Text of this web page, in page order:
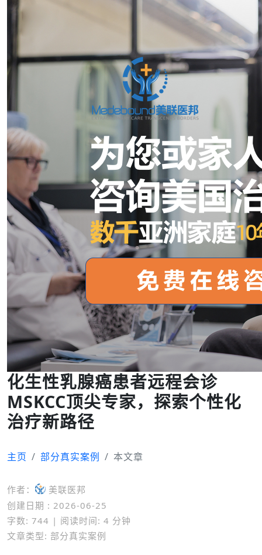
化生性乳腺癌患者远程会诊
MSKCC顶尖专家，探索个性化
治疗新路径
主页 部分真实案例 本文章
作者：
美联医邦
创建日期 : 2026-06-25
字数: 744 | 阅读时间: 4 分钟
文章类型: 部分真实案例